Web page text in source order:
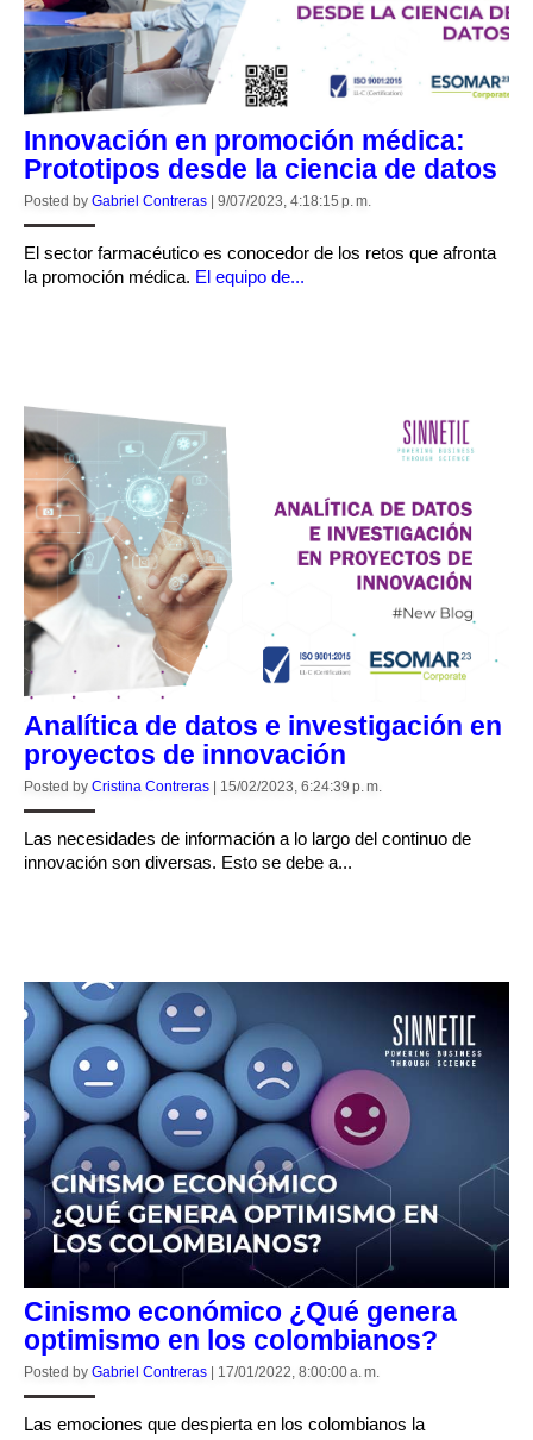
Innovación en promoción médica:
Prototipos desde la ciencia de datos
Posted by Gabriel Contreras | 9/07/2023, 4:18:15 p. m.
El sector farmacéutico es conocedor de los retos que afronta
la promoción médica. El equipo de...
Analítica de datos e investigación en
proyectos de innovación
Posted by Cristina Contreras | 15/02/2023, 6:24:39 p. m.
Las necesidades de información a lo largo del continuo de
innovación son diversas. Esto se debe a...
Cinismo económico ¿Qué genera
optimismo en los colombianos?
Posted by Gabriel Contreras | 17/01/2022, 8:00:00 a. m.
Las emociones que despierta en los colombianos la